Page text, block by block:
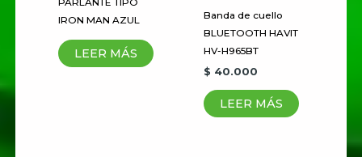
puntuación
Tu valoración
PARLANTE TIPO
IRON MAN AZUL
LEER MÁS
Banda de cuello
BLUETOOTH HAVIT
HV-H965BT
$ 40.000
LEER MÁS